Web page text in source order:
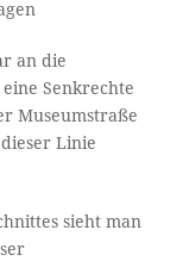
an die
Senkrechte
Museumstraße
Linie
sieht man